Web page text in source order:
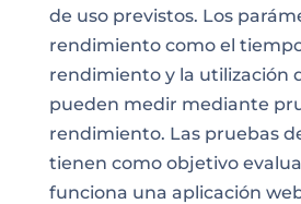
de uso previstos. Los
rendimiento como el
rendimiento y la utilización
pueden medir mediante
rendimiento. Las pruebas
tienen como objetivo
funciona una aplicación